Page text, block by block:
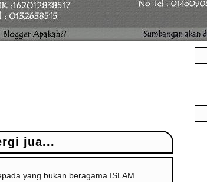
jua...
yang bukan beragama ISLAM